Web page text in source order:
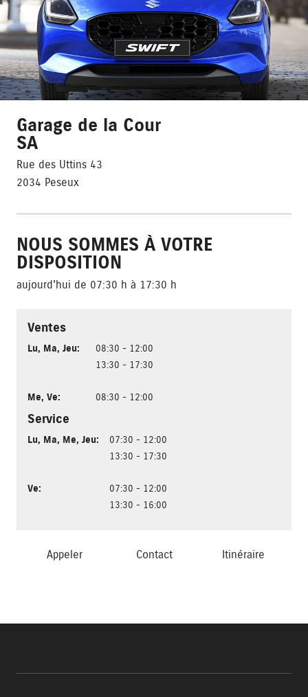
Garage de la Cour
SA
Rue des Uttins 43
2034 Peseux
NOUS SOMMES À VOTRE
DISPOSITION
aujourd'hui de 07:30 h à 17:30 h
Ventes
Lu, Ma, Jeu:
08:30 - 12:00
13:30 - 17:30
Me, Ve: 08:30 - 12:00
Service
Lu, Ma, Me, Jeu:
07:30 - 12:00
13:30 - 17:30
Ve:
07:30 - 12:00
13:30 - 16:00
Appeler Contact Itinéraire